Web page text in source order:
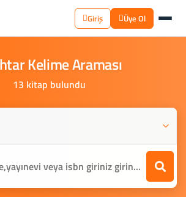
Giriş Üye Ol
KelimeAraması
13 kitap bulundu